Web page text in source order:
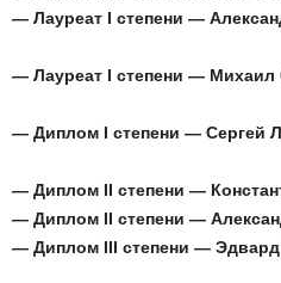
— Лауреат I степени —
— Лауреат I степени — Михаил
— Диплом I степени — Сергей
— Диплом II степени —
— Диплом II степени —
— Диплом III степени —